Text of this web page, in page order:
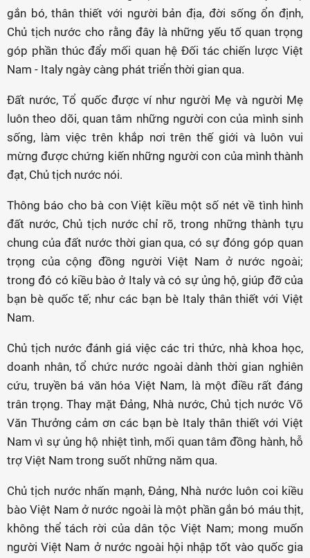
gắn bó, thân thiết với người bản địa, đời sống ổn định,
Chủ tịch nước cho rằng đây là những yếu tố quan trọng
góp phần thúc đẩy mối quan hệ Đối tác chiến lược Việt
Nam - Italy ngày càng phát triển thời gian qua.
Đất nước, Tổ quốc được ví như người Mẹ và người Mẹ
luôn theo dõi, quan tâm những người con của mình sinh
sống, làm việc trên khắp nơi trên thế giới và luôn vui
mừng được chứng kiến những người con của mình thành
đạt, Chủ tịch nước nói.
Thông báo cho bà con Việt kiều một số nét về tình hình
đất nước, Chủ tịch nước chỉ rõ, trong những thành tựu
chung của đất nước thời gian qua, có sự đóng góp quan
trọng của cộng đồng người Việt Nam ở nước ngoài;
trong đó có kiều bào ở Italy và có sự ủng hộ, giúp đỡ của
bạn bè quốc tế; như các bạn bè Italy thân thiết với Việt
Nam.
Chủ tịch nước đánh giá việc các tri thức, nhà khoa học,
doanh nhân, tổ chức nước ngoài dành thời gian nghiên
cứu, truyền bá văn hóa Việt Nam, là một điều rất đáng
trân trọng. Thay mặt Đảng, Nhà nước, Chủ tịch nước Võ
Văn Thưởng cảm ơn các bạn bè Italy thân thiết với Việt
Nam vì sự ủng hộ nhiệt tình, mối quan tâm đồng hành, hỗ
trợ Việt Nam trong suốt những năm qua.
Chủ tịch nước nhấn mạnh, Đảng, Nhà nước luôn coi kiều
bào Việt Nam ở nước ngoài là một phần gắn bó máu thịt,
không thể tách rời của dân tộc Việt Nam; mong muốn
người Việt Nam ở nước ngoài hội nhập tốt vào quốc gia